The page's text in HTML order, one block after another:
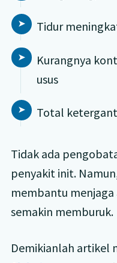
Tidur
Kurangnya
usus
Total
Tidak ada
penyakit init.
membantu
semakin memburuk.
Demikianlah artikel